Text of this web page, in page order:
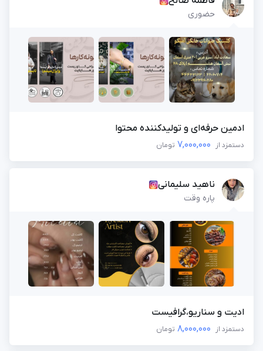
حضوری
ادمین حرفه‌ای و تولیدکننده محتوا
دستمزد از 7,000,000 تومان
ناهید سلیمانی
پاره وقت
ادیت و سناریو،گرافیست
دستمزد از 8,000,000 تومان